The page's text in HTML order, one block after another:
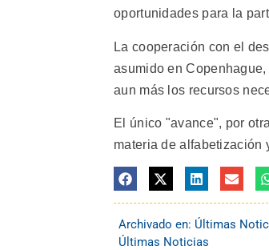
oportunidades para la
La cooperación con el
asumido en
aun más los recursos
El único "avance", por
materia de alfabetización
Archivado en: Últimas
Últimas Noticias